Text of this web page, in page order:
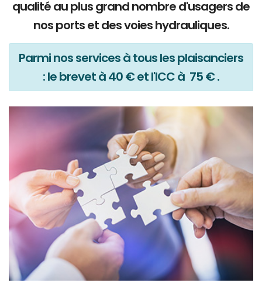
qualité au plus grand nombre d'usagers de
nos ports et des voies hydrauliques.
Parmi nos services à tous les plaisanciers
: le brevet à 40 € et l'ICC à 75 € .